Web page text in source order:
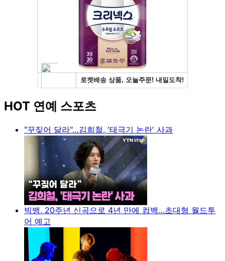
HOT 연예 스포츠
"꾸짖어 달라"…김희철, '태극기 논란' 사과
빅뱅, 20주년 신곡으로 4년 만에 컴백…초대형 월드투
어 예고